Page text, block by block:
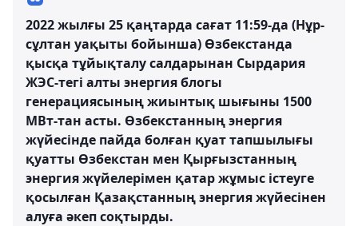
2022 жылғы 25 қаңтарда сағат 11:59-да (Нұр-
сұлтан уақыты бойынша) Өзбекстанда
қысқа тұйықталу салдарынан Сырдария
ЖЭС-тегі алты энергия блогы
генерациясының жиынтық шығыны 1500
МВт-тан асты. Өзбекстанның энергия
жүйесінде пайда болған қуат тапшылығы
қуатты Өзбекстан мен Қырғызстанның
энергия жүйелерімен қатар жұмыс істеуге
қосылған Қазақстанның энергия жүйесінен
алуға әкеп соқтырды.